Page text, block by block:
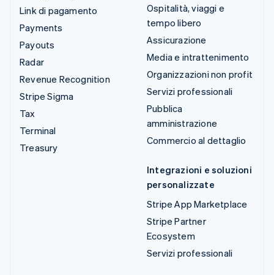
Link di pagamento
Payments
Payouts
Radar
Revenue Recognition
Stripe Sigma
Tax
Terminal
Treasury
Ospitalità, viaggi e
tempo libero
Assicurazione
Media e intrattenimento
Organizzazioni non profit
Servizi professionali
Pubblica
amministrazione
Commercio al dettaglio
Integrazioni e soluzioni
personalizzate
Stripe App Marketplace
Stripe Partner
Ecosystem
Servizi professionali